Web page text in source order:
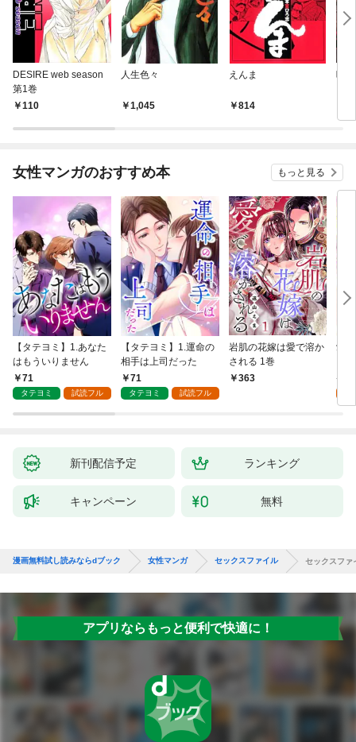
DESIRE web season
第1巻
110
人生色々
1,045
えんま
814
呪
女性マンガのおすすめ本 もっと見る
【タテヨミ】1.あなた
はもういりません
71
タテヨミ 試読フル
【タテヨミ】1.運命の
相手は上司だった
71
タテヨミ 試読フル
岩肌の花嫁は愛で溶か
される 1巻
363
愛
新刊配信予定 ランキング
キャンペーン 無料
漫画無料試し読みならdブック 女性マンガ セックスファイル セックスファ
アプリならもっと便利で快適に！